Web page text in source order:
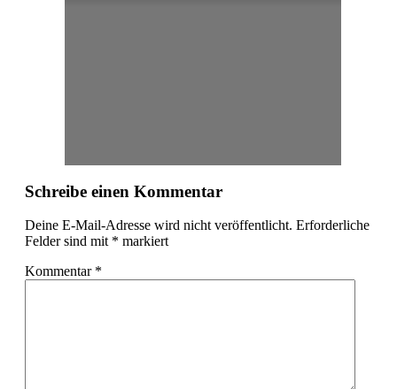
Schreibe einen Kommentar
Deine E-Mail-Adresse wird nicht veröffentlicht. Erforderliche
Felder sind mit * markiert
Kommentar *